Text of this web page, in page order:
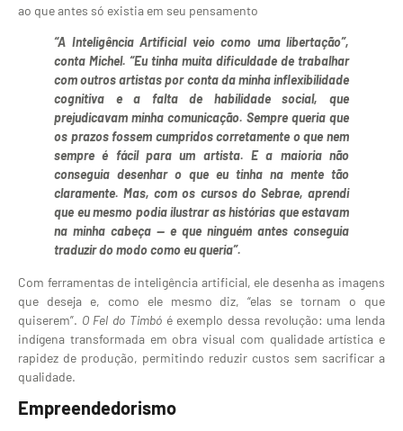
ao que antes só existia em seu pensamento
“A Inteligência Artificial veio como uma libertação”,
conta Michel. “Eu tinha muita dificuldade de trabalhar
com outros artistas por conta da minha inflexibilidade
cognitiva e a falta de habilidade social, que
prejudicavam minha comunicação. Sempre queria que
os prazos fossem cumpridos corretamente o que nem
sempre é fácil para um artista. E a maioria não
conseguia desenhar o que eu tinha na mente tão
claramente. Mas, com os cursos do Sebrae, aprendi
que eu mesmo podia ilustrar as histórias que estavam
na minha cabeça — e que ninguém antes conseguia
traduzir do modo como eu queria”.
Com ferramentas de inteligência artificial, ele desenha as imagens
que deseja e, como ele mesmo diz, “elas se tornam o que
quiserem”. O Fel do Timbóé exemplo dessa revolução: uma lenda
indígena transformada em obra visual com qualidade artística e
rapidez de produção, permitindo reduzir custos sem sacrificar a
qualidade.
Empreendedorismo